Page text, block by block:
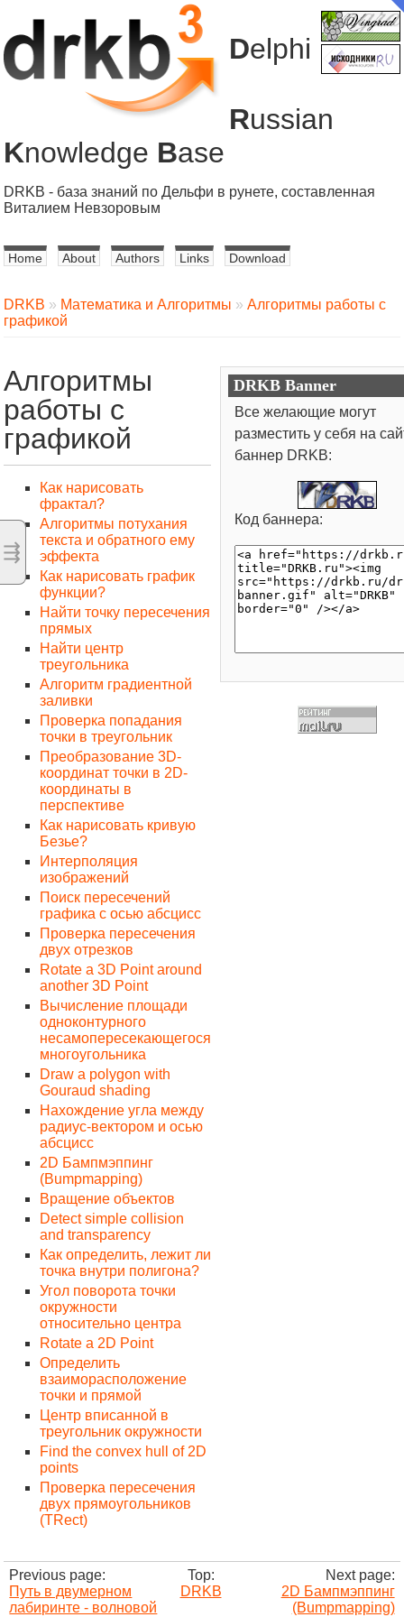
⇶
Delphi
Russian
Knowledge Base
DRKB - база знаний по Дельфи в рунете, составленная
Виталием Невзоровым
Home About Authors Links Download
DRKB » Математика и Алгоритмы » Алгоритмы работы с
графикой
Алгоритмы
работы с
графикой
Как нарисовать
фрактал?
Алгоритмы потухания
текста и обратного ему
эффекта
Как нарисовать график
функции?
Найти точку пересечения
прямых
Найти центр
треугольника
Алгоритм градиентной
заливки
Проверка попадания
точки в треугольник
Преобразование 3D-
координат точки в 2D-
координаты в
перспективе
Как нарисовать кривую
Безье?
Интерполяция
изображений
Поиск пересечений
графика с осью абсцисс
Проверка пересечения
двух отрезков
Rotate a 3D Point around
another 3D Point
Вычисление площади
одноконтурного
несамопересекающегося
многоугольника
Draw a polygon with
Gouraud shading
Нахождение угла между
радиус-вектором и осью
абсцисс
2D Бампмэппинг
(Bumpmapping)
Вращение объектов
Detect simple collision
and transparency
Как определить, лежит ли
точка внутри полигона?
Угол поворота точки
окружности
относительно центра
Rotate a 2D Point
Определить
взаиморасположение
точки и прямой
Центр вписанной в
треугольник окружности
Find the convex hull of 2D
points
Проверка пересечения
двух прямоугольников
(TRect)
DRKB Banner
Все желающие могут
разместить у себя на
баннер DRKB:
Код баннера:
Previous page:
Путь в двумерном
лабиринте - волновой
Top:
DRKB
Next page:
2D Бампмэппинг
(Bumpmapping)